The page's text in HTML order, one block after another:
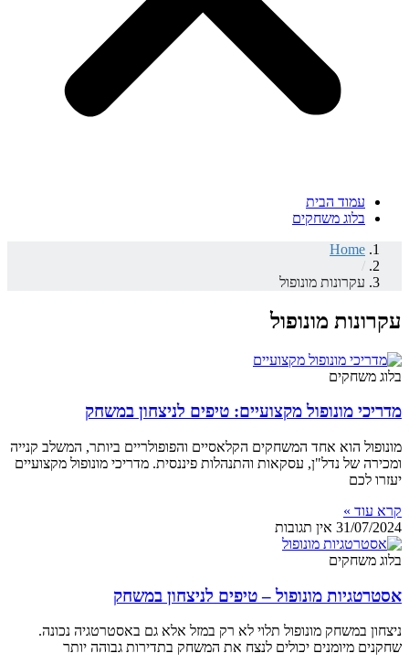
עמוד הבית
בלוג משחקים
Home
/
עקרונות מונופול
עקרונות מונופול
בלוג משחקים
מדריכי מונופול מקצועיים: טיפים לניצחון במשחק
מונופול הוא אחד המשחקים הקלאסיים והפופולריים ביותר, המשלב קנייה
ומכירה של נדל"ן, עסקאות והתנהלות פיננסית. מדריכי מונופול מקצועיים
יעזרו לכם
קרא עוד »
31/07/2024 אין תגובות
בלוג משחקים
אסטרטגיות מונופול – טיפים לניצחון במשחק
ניצחון במשחק מונופול תלוי לא רק במזל אלא גם באסטרטגיה נכונה.
שחקנים מיומנים יכולים לנצח את המשחק בתדירות גבוהה יותר